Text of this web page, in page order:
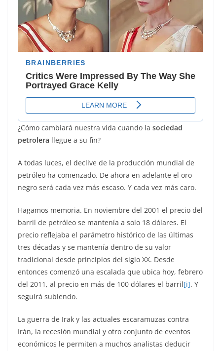
¿Cómo cambiará nuestra vida cuando la sociedad
petrolera llegue a su fin?
A todas luces, el declive de la producción mundial de
petróleo ha comenzado. De ahora en adelante el oro
negro será cada vez más escaso. Y cada vez más caro.
Hagamos memoria. En noviembre del 2001 el precio del
barril de petróleo se mantenía a solo 18 dólares. El
precio reflejaba el parámetro histórico de las últimas
tres décadas y se mantenía dentro de su valor
tradicional desde principios del siglo XX. Desde
entonces comenzó una escalada que ubica hoy, febrero
del 2011, al precio en más de 100 dólares el barril[i]. Y
seguirá subiendo.
La guerra de Irak y las actuales escaramuzas contra
Irán, la recesión mundial y otro conjunto de eventos
económicos le permiten a muchos analistas deducir